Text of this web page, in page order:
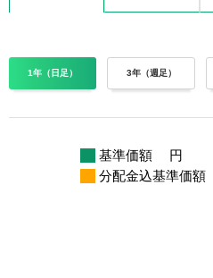
1年（日足） 3年（週足）
基準価額
円
分配金込基準価額